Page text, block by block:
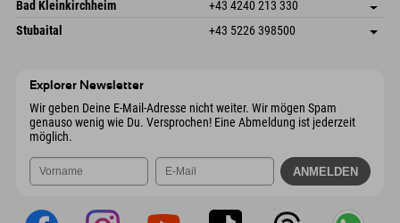
Österreich
Buchen
Österreich
Buchen
Bad Kleinkirchheim +43 4240 213 330
Dorfstraße 24
9546 Bad Kleinkirchheim
Adresse speichern
Anreiseinfos
Stubaital +43 5226 398500
Explorer Newsletter
Wir geben Deine E-Mail-Adresse nicht weiter. Wir mögen Spam
genauso wenig wie Du. Versprochen! Eine Abmeldung ist jederzeit
möglich.